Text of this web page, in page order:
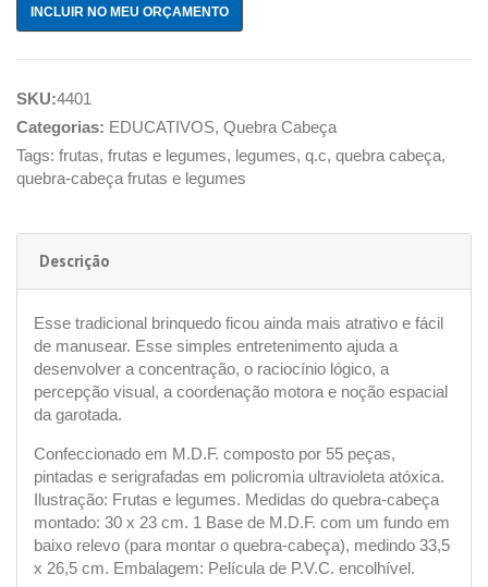
INCLUIR NO MEU ORÇAMENTO
SKU:4401
Categorias: EDUCATIVOS, Quebra Cabeça
Tags: frutas, frutas e legumes, legumes, q.c, quebra cabeça,
quebra-cabeça frutas e legumes
Descrição
Esse tradicional brinquedo ficou ainda mais atrativo e fácil
de manusear. Esse simples entretenimento ajuda a
desenvolver a concentração, o raciocínio lógico, a
percepção visual, a coordenação motora e noção espacial
da garotada.
Confeccionado em M.D.F. composto por 55 peças,
pintadas e serigrafadas em policromia ultravioleta atóxica.
Ilustração: Frutas e legumes. Medidas do quebra-cabeça
montado: 30 x 23 cm. 1 Base de M.D.F. com um fundo em
baixo relevo (para montar o quebra-cabeça), medindo 33,5
x 26,5 cm. Embalagem: Película de P.V.C. encolhível.